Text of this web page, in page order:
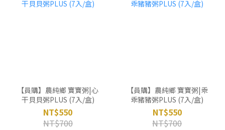
【員購】農純鄉 寶寶粥|心
干貝貝粥PLUS (7入/盒)
NT$550
NT$700
【員購】農純鄉 寶寶粥|乖
乖豬豬粥PLUS (7入/盒)
NT$550
NT$700